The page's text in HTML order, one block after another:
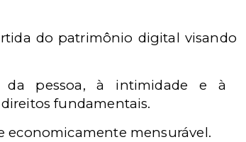
do patrimônio digital visando
pessoa, à intimidade e à
fundamentais.
economicamente mensurável.